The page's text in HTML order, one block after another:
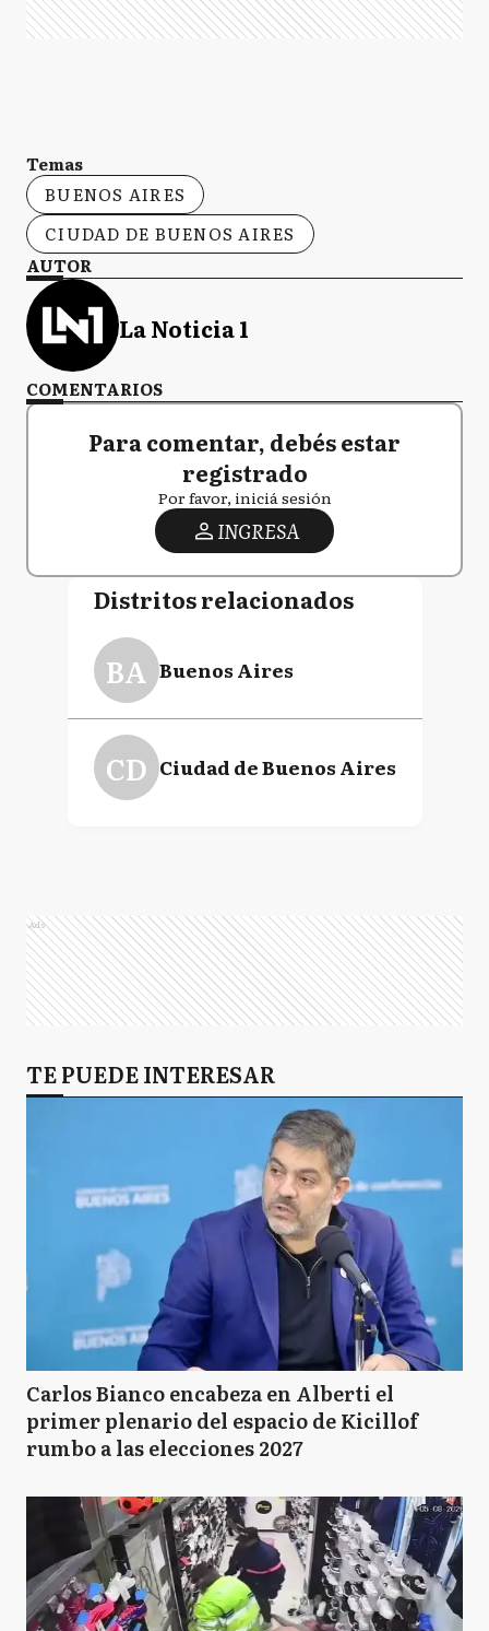
Temas
BUENOS AIRES
CIUDAD DE BUENOS AIRES
AUTOR
La Noticia 1
COMENTARIOS
Para comentar, debés estar
registrado
Por favor, iniciá sesión
INGRESA
Distritos relacionados
BA Buenos Aires
CD Ciudad de Buenos Aires
Ads
TE PUEDE INTERESAR
Carlos Bianco encabeza en Alberti el
primer plenario del espacio de Kicillof
rumbo a las elecciones 2027